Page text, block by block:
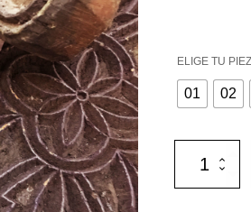
ELIGE TU
01 02
Sellos
antiguos
para